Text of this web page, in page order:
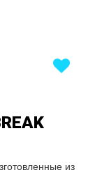
из